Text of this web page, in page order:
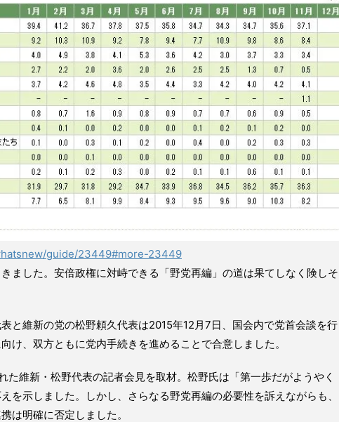
guide/23449#more-23449
ました。安倍政権に対峙できる「野党再編」の道は果てしなく険しそ
と維新の党の松野頼久代表は2015年12月7日、国会内で党首会談を行
け、双方ともに党内手続きを進めることで合意しました。
た維新・松野代表の記者会見を取材。松野氏は「第一歩だがようやく
を示しました。しかし、さらなる野党再編の必要性を訴えながらも、
は明確に否定しました。